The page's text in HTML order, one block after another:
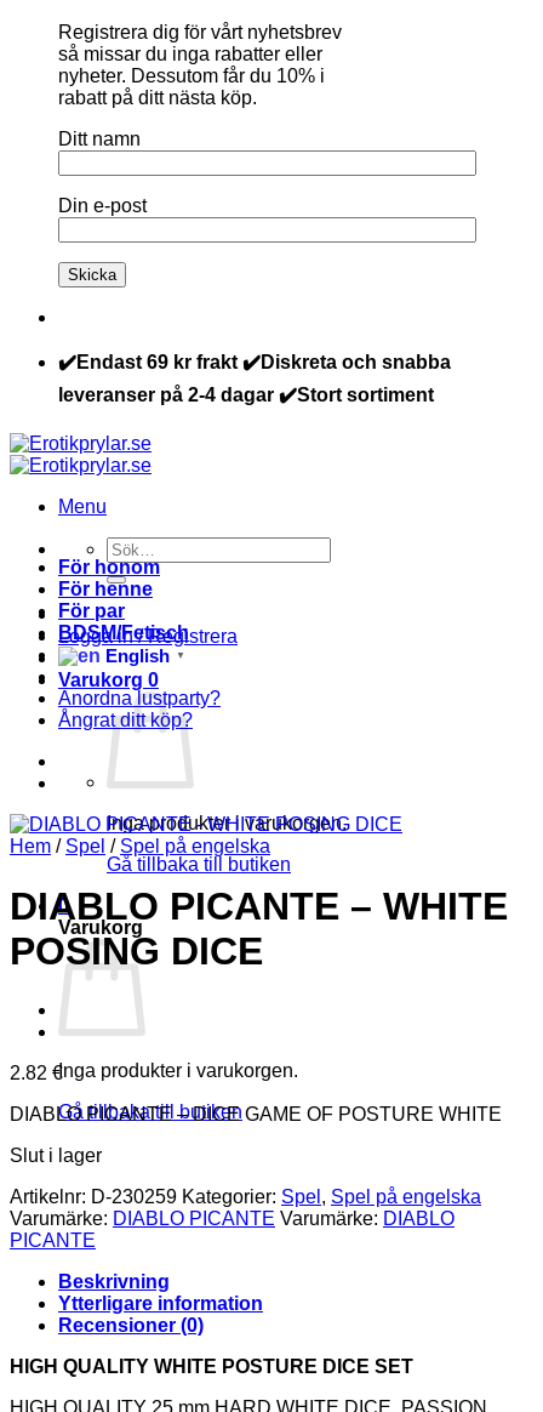
Registrera dig för vårt nyhetsbrev
så missar du inga rabatter eller
nyheter. Dessutom får du 10% i
rabatt på ditt nästa köp.
Ditt namn
Din e-post
✔️Endast 69 kr frakt ✔️Diskreta och snabba
leveranser på 2-4 dagar ✔️Stort sortiment
Menu
Sök
efter:
Logga in / Registrera
Varukorg 0
Inga produkter i varukorgen.
Gå tillbaka till butiken
0
Varukorg
Inga produkter i varukorgen.
Gå tillbaka till butiken
För honom
För henne
För par
BDSM/Fetisch
English
▼
Anordna lustparty?
Ångrat ditt köp?
Hem / Spel / Spel på engelska
DIABLO PICANTE – WHITE
POSING DICE
2.82 €
DIABLO PICANTE – DICE GAME OF POSTURE WHITE
Slut i lager
Artikelnr: D-230259 Kategorier: Spel , Spel på engelska
Varumärke: DIABLO PICANTE Varumärke: DIABLO
PICANTE
Beskrivning
Ytterligare information
Recensioner (0)
HIGH QUALITY WHITE POSTURE DICE SET